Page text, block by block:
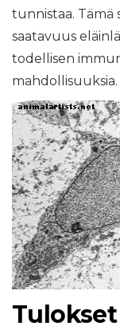
tunnistaa. Tämä
saatavuus
todellisen
mahdollisuuksia.